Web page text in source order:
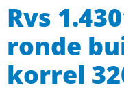
Rvs
ronde
korrel